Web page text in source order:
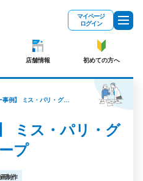
マイページ
ログイン
店舗情報 初めての方へ
【ユーザー事例】 ミス・パリ・グループ
ミス・パリ・グ
プ
制作